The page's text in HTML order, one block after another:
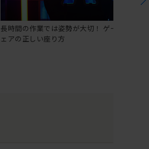
長時間の作業では姿勢が大切！ ゲーミングチ
ェアの正しい座り方